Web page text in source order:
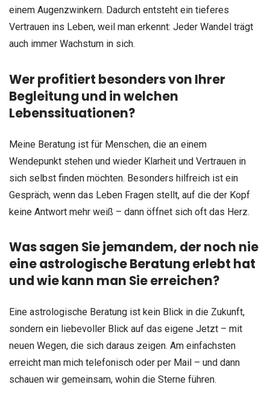
einem Augenzwinkern. Dadurch entsteht ein tieferes
Vertrauen ins Leben, weil man erkennt: Jeder Wandel trägt
auch immer Wachstum in sich.
Wer profitiert besonders von Ihrer
Begleitung und in welchen
Lebenssituationen?
Meine Beratung ist für Menschen, die an einem
Wendepunkt stehen und wieder Klarheit und Vertrauen in
sich selbst finden möchten. Besonders hilfreich ist ein
Gespräch, wenn das Leben Fragen stellt, auf die der Kopf
keine Antwort mehr weiß – dann öffnet sich oft das Herz.
Was sagen Sie jemandem, der noch nie
eine astrologische Beratung erlebt hat
und wie kann man Sie erreichen?
Eine astrologische Beratung ist kein Blick in die Zukunft,
sondern ein liebevoller Blick auf das eigene Jetzt – mit
neuen Wegen, die sich daraus zeigen. Am einfachsten
erreicht man mich telefonisch oder per Mail – und dann
schauen wir gemeinsam, wohin die Sterne führen.